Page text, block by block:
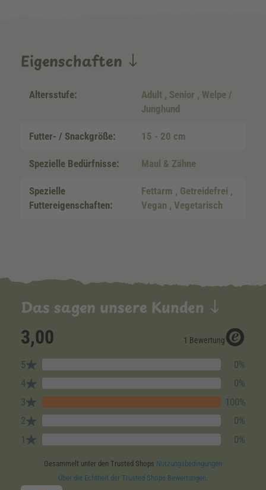
Eigenschaften
Altersstufe: Adult , Senior , Welpe /
Junghund
Futter- / Snackgröße: 15 - 20 cm
Spezielle Bedürfnisse: Maul & Zähne
Spezielle
Futtereigenschaften:
Fettarm , Getreidefrei ,
Vegan , Vegetarisch
Das sagen unsere Kunden